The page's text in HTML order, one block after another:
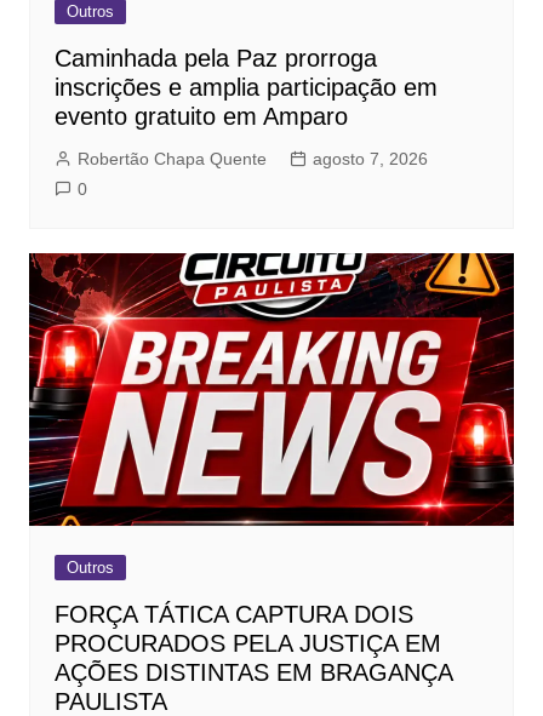
Outros
Caminhada pela Paz prorroga
inscrições e amplia participação em
evento gratuito em Amparo
Robertão Chapa Quente
agosto 7, 2026
0
Outros
FORÇA TÁTICA CAPTURA DOIS
PROCURADOS PELA JUSTIÇA EM
AÇÕES DISTINTAS EM BRAGANÇA
PAULISTA